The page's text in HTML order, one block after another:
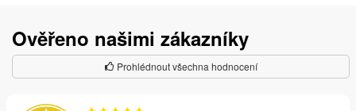
Ověřeno našimi zákazníky
Prohlédnout všechna hodnocení